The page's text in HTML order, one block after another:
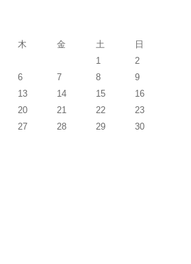
木 金 土
日
1
2
6 7 8
9
13 14 15
16
20 21 22
23
27 28 29
30